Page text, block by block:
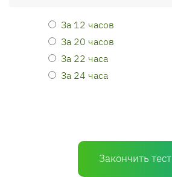
За 12 часов
За 20 часов
За 22 часа
За 24 часа
Закончить тест